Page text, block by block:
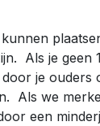
Als je geen
je ouders
Als we
een